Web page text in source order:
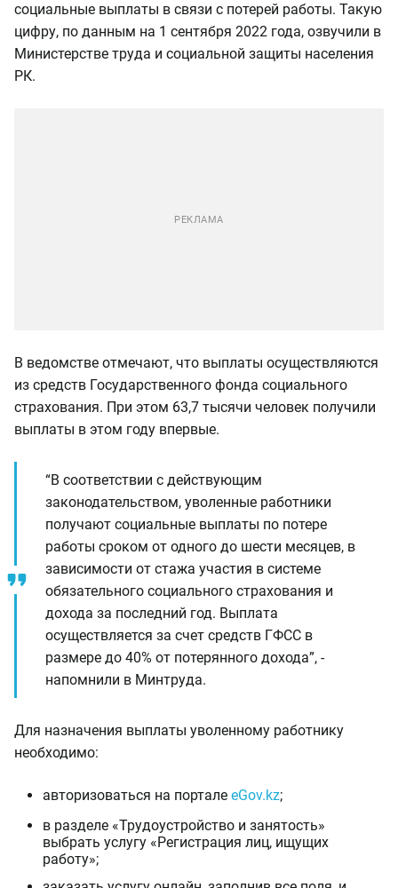
социальные выплаты в связи с потерей работы. Такую
цифру, по данным на 1 сентября 2022 года, озвучили в
Министерстве труда и социальной защиты населения
РК.
В ведомстве отмечают, что выплаты осуществляются
из средств Государственного фонда социального
страхования. При этом 63,7 тысячи человек получили
выплаты в этом году впервые.
“В соответствии с действующим
законодательством, уволенные работники
получают социальные выплаты по потере
работы сроком от одного до шести месяцев, в
зависимости от стажа участия в системе
обязательного социального страхования и
дохода за последний год. Выплата
осуществляется за счет средств ГФСС в
размере до 40% от потерянного дохода”, -
напомнили в Минтруда.
Для назначения выплаты уволенному работнику
необходимо:
авторизоваться на портале eGov.kz;
в разделе «Трудоустройство и занятость»
выбрать услугу «Регистрация лиц, ищущих
работу»;